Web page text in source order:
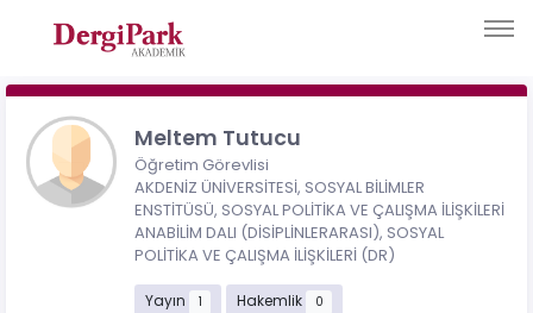
Meltem Tutucu
Öğretim Görevlisi
AKDENİZ ÜNİVERSİTESİ, SOSYAL BİLİMLER
ENSTİTÜSÜ, SOSYAL POLİTİKA VE ÇALIŞMA İLİŞKİLERİ
ANABİLİM DALI (DİSİPLİNLERARASI), SOSYAL
POLİTİKA VE ÇALIŞMA İLİŞKİLERİ (DR)
Yayın 1 Hakemlik 0